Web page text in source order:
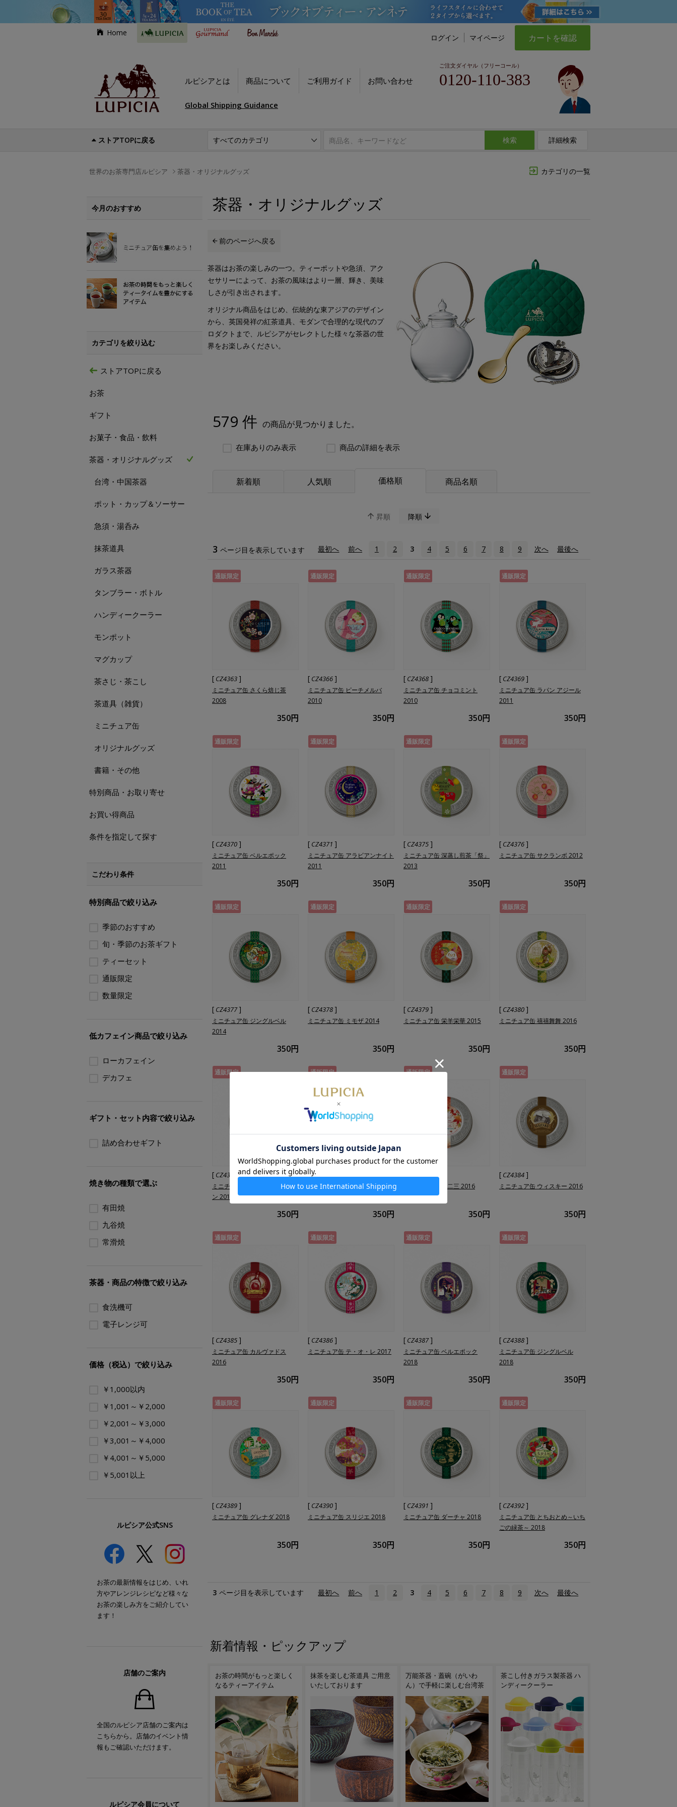
Home
ログイン マイページ カートを確認
ルピシアとは 商品について ご利用ガイド お問い合わせ
ご注文ダイヤル（フリーコール）
0120-110-383
Global Shipping Guidance
ストアTOPに戻る 検索 詳細検索
カテゴリの一覧
世界のお茶専門店ルピシア 茶器・オリジナルグッズ
茶器・オリジナルグッズ
前のページへ戻る
茶器はお茶の楽しみの一つ。ティーポットや急須、アク
セサリーによって、お茶の風味はより一層、輝き、美味
しさが引き出されます。
オリジナル商品をはじめ、伝統的な東アジアのデザイン
から、英国発祥の紅茶道具、モダンで合理的な現代のプ
ロダクトまで、ルピシアがセレクトした様々な茶器の世
界をお楽しみください。
579 件 の商品が見つかりました。
在庫ありのみ表示 商品の詳細を表示
新着順 人気順 価格順 商品名順
昇順 降順
3 ページ目を表示しています 最初へ 前へ 1 2 3 4 5 6 7 8 9 次へ 最後へ
通販限定
[ CZ4363 ]
ミニチュア缶 さくら焙じ茶
2008
350円
通販限定
[ CZ4366 ]
ミニチュア缶 ピーチメルバ
2010
350円
通販限定
[ CZ4368 ]
ミニチュア缶 チョコミント
2010
350円
通販限定
[ CZ4369 ]
ミニチュア缶 ラパン アジール
2011
350円
通販限定
[ CZ4370 ]
ミニチュア缶 ベルエポック
2011
350円
通販限定
[ CZ4371 ]
ミニチュア缶 アラビアンナイト
2011
350円
通販限定
[ CZ4375 ]
ミニチュア缶 深蒸し煎茶「祭」
2013
350円
通販限定
[ CZ4376 ]
ミニチュア缶 サクランボ 2012
350円
通販限定
[ CZ4377 ]
ミニチュア缶 ジングルベル
2014
350円
通販限定
[ CZ4378 ]
ミニチュア缶 ミモザ 2014
350円
通販限定
[ CZ4379 ]
ミニチュア缶 栄羊栄華 2015
350円
通販限定
[ CZ4380 ]
ミニチュア缶 禧禧舞舞 2016
350円
通販限定
[ CZ4381 ]
ミニチュア缶 ソレイユ ルヴァ
ン 2016
350円
通販限定
[CZ4382]
ミニチュア缶 キャロル 2016
350円
通販限定
[CZ4383]
ミニチュア缶 一二三 2016
350円
通販限定
[ CZ4384 ]
ミニチュア缶 ウィスキー 2016
350円
通販限定
[ CZ4385 ]
ミニチュア缶 カルヴァドス
2016
350円
通販限定
[ CZ4386 ]
ミニチュア缶 テ・オ・レ 2017
350円
通販限定
[ CZ4387 ]
ミニチュア缶 ベルエポック
2018
350円
通販限定
[ CZ4388 ]
ミニチュア缶 ジングルベル
2018
350円
通販限定
[ CZ4389 ]
ミニチュア缶 グレナダ 2018
350円
通販限定
[ CZ4390 ]
ミニチュア缶 スリジエ 2018
350円
通販限定
[ CZ4391 ]
ミニチュア缶 ダーチャ 2018
350円
通販限定
[ CZ4392 ]
ミニチュア缶 とちおとめ～いち
ごの緑茶～ 2018
350円
3 ページ目を表示しています 最初へ 前へ 1 2 3 4 5 6 7 8 9 次へ 最後へ
新着情報・ピックアップ
お茶の時間がもっと楽しく
抹茶を楽しむ茶道具 ご用意
いたしております
万能茶器・蓋碗（がいわ
ん）で手軽に楽しむ台湾茶
茶こし付きガラス製茶器 ハ
ンディークーラー
焙烙（ほうろく）で手軽に
お茶を焙煎！
今月のおすすめ
カテゴリを絞り込む
ストアTOPに戻る
お茶
ギフト
お菓子・食品・飲料
茶器・オリジナルグッズ
台湾・中国茶器
ポット・カップ＆ソーサー
急須・湯呑み
抹茶道具
ガラス茶器
タンブラー・ボトル
ハンディークーラー
モンポット
マグカップ
茶さじ・茶こし
茶道具（雑貨）
ミニチュア缶
オリジナルグッズ
書籍・その他
特別商品・お取り寄せ
お買い得商品
条件を指定して探す
こだわり条件
特別商品で絞り込み
季節のおすすめ
旬・季節のお茶ギフト
ティーセット
通販限定
数量限定
低カフェイン商品で絞り込み
ローカフェイン
デカフェ
ギフト・セット内容で絞り込み
詰め合わせギフト
焼き物の種類で選ぶ
有田焼
九谷焼
常滑焼
茶器・商品の特徴で絞り込み
食洗機可
電子レンジ可
価格（税込）で絞り込み
￥1,000以内
￥1,001～￥2,000
￥2,001～￥3,000
￥3,001～￥4,000
￥4,001～￥5,000
￥5,001以上
ルピシア公式SNS
お茶の最新情報をはじめ、いれ
方やアレンジレシピなど様々な
お茶の楽しみ方をご紹介してい
ます！
店舗のご案内
全国のルピシア店舗のご案内は
こちらから。店舗のイベント情
報もご確認いただけます。
ルピシア会員について